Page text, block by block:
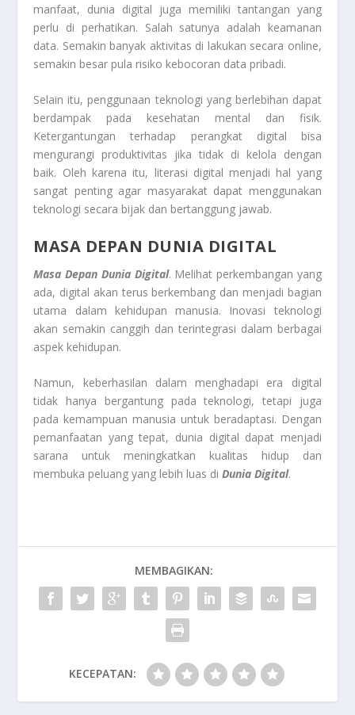
manfaat, dunia digital juga memiliki tantangan yang
perlu di perhatikan. Salah satunya adalah keamanan
data. Semakin banyak aktivitas di lakukan secara online,
semakin besar pula risiko kebocoran data pribadi.
Selain itu, penggunaan teknologi yang berlebihan dapat
berdampak pada kesehatan mental dan fisik.
Ketergantungan terhadap perangkat digital bisa
mengurangi produktivitas jika tidak di kelola dengan
baik. Oleh karena itu, literasi digital menjadi hal yang
sangat penting agar masyarakat dapat menggunakan
teknologi secara bijak dan bertanggung jawab.
MASA DEPAN DUNIA DIGITAL
Masa Depan Dunia Digital. Melihat perkembangan yang
ada, digital akan terus berkembang dan menjadi bagian
utama dalam kehidupan manusia. Inovasi teknologi
akan semakin canggih dan terintegrasi dalam berbagai
aspek kehidupan.
Namun, keberhasilan dalam menghadapi era digital
tidak hanya bergantung pada teknologi, tetapi juga
pada kemampuan manusia untuk beradaptasi. Dengan
pemanfaatan yang tepat, dunia digital dapat menjadi
sarana untuk meningkatkan kualitas hidup dan
membuka peluang yang lebih luas diDunia Digital.
MEMBAGIKAN:
KECEPATAN: